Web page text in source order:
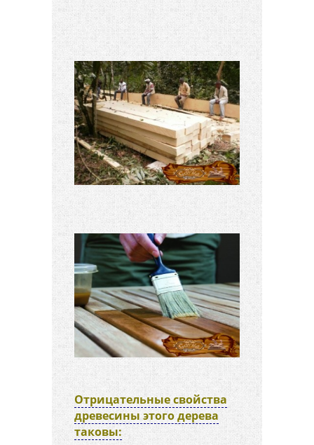
Отрицательные свойства
древесины этого дерева
таковы: